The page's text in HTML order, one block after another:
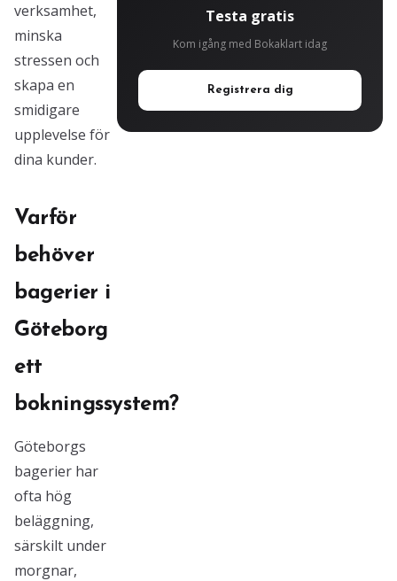
verksamhet,
minska
stressen och
skapa en
smidigare
upplevelse för
dina kunder.
Varför
behöver
bagerier i
Göteborg
ett
bokningssystem?
Göteborgs
bagerier har
ofta hög
beläggning,
särskilt under
morgnar,
Testa gratis
Kom igång med Bokaklart idag
Registrera dig